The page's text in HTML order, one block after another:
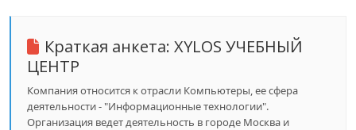
Краткая анкета: XYLOS УЧЕБНЫЙ
ЦЕНТР
Компания относится к отрасли Компьютеры, ее сфера
деятельности - "Информационные технологии".
Организация ведет деятельность в городе Москва и